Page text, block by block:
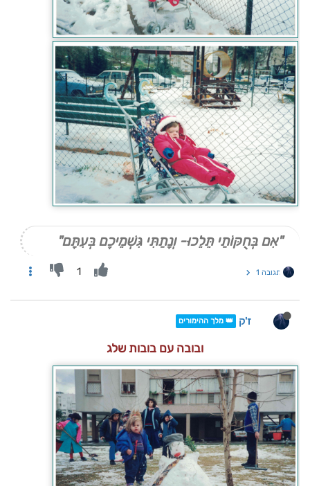
"אִם בְּחֻקּוֹתַי תֵּלֵכוּ- וְנָתַתִּי גִּשְׁמֵיכֶם בְּעִתָּם"
תגובה 1 1
ז'ק 👑 מלך ההימורים
ובובה עם בובות שלג